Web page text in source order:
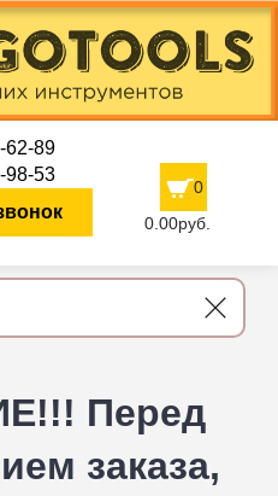
62-89
98-53
0
0.00руб.
Перед
заказа,